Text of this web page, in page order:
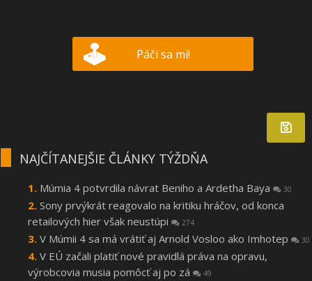
Páči sa mi!
NAJČÍTANEJŠIE ČLÁNKY TÝŽDŇA
Múmia 4 potvrdila návrat Beniho a Ardetha Baya 30
Sony prvýkrát reagovalo na kritiku hráčov, od konca
retailových hier však neustúpi
274
V Múmii 4 sa má vrátiť aj Arnold Vosloo ako Imhotep 30
V EÚ začali platiť nové pravidlá práva na opravu,
výrobcovia musia pomôcť aj po zá
49